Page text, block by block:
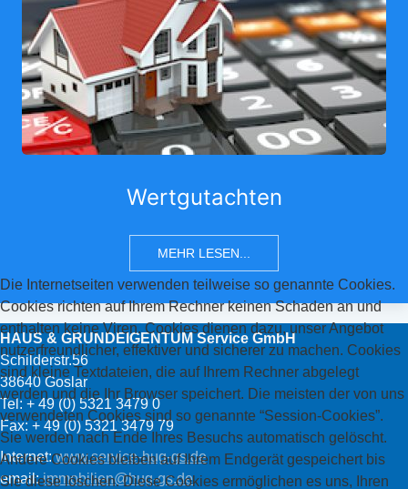
Wertgutachten
MEHR LESEN...
HAUS & GRUNDEIGENTUM Service GmbH
Schilderstr.56
38640 Goslar
Tel: + 49 (0) 5321 3479 0
Fax: + 49 (0) 5321 3479 79
Internet:www.service-hug-gs.de
email:immobilien@hug-gs.de
Die Internetseiten verwenden teilweise so genannte Cookies.
Cookies richten auf Ihrem Rechner keinen Schaden an und
enthalten keine Viren. Cookies dienen dazu, unser Angebot
nutzerfreundlicher, effektiver und sicherer zu machen. Cookies
sind kleine Textdateien, die auf Ihrem Rechner abgelegt
werden und die Ihr Browser speichert. Die meisten der von uns
verwendeten Cookies sind so genannte “Session-Cookies”.
Sie werden nach Ende Ihres Besuchs automatisch gelöscht.
Andere Cookies bleiben auf Ihrem Endgerät gespeichert bis
Sie diese löschen. Diese Cookies ermöglichen es uns, Ihren